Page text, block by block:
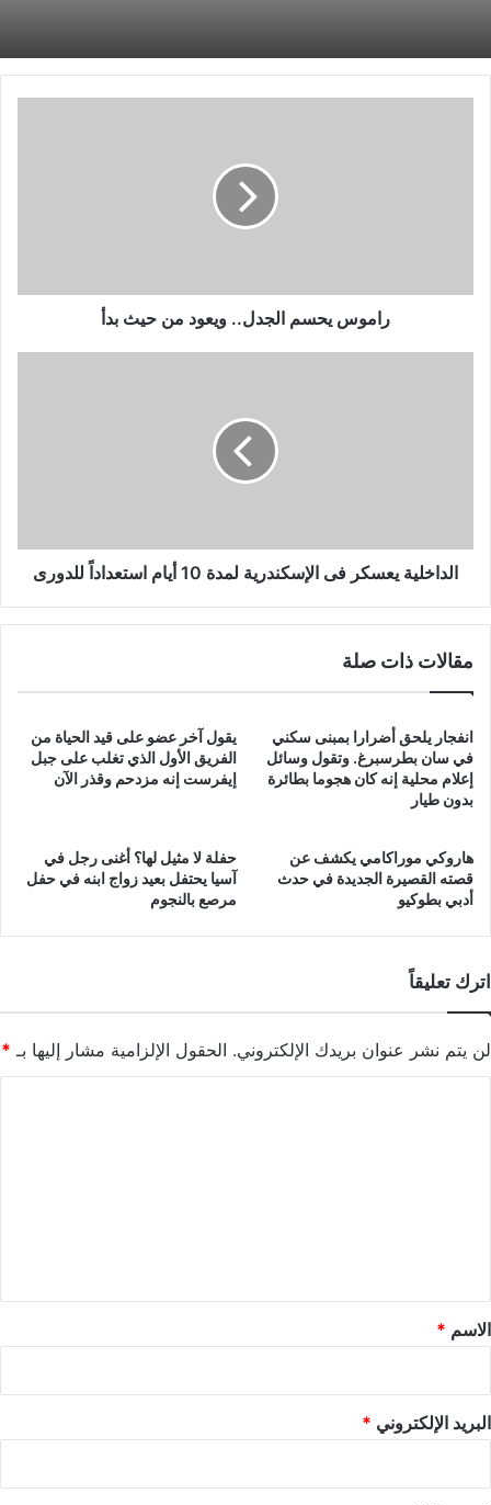
راموس يحسم الجدل.. ويعود من حيث بدأ
للدورى
الداخلية يعسكر فى الإسكندرية لمدة 10 أيام استعداداً للدورى
مقالات ذات صلة
انفجار يلحق أضرارا بمبنى سكني
في سان بطرسبرغ. وتقول وسائل
إعلام محلية إنه كان هجوما بطائرة
بدون طيار
يقول آخر عضو على قيد الحياة من
الفريق الأول الذي تغلب على جبل
إيفرست إنه مزدحم وقذر الآن
هاروكي موراكامي يكشف عن
قصته القصيرة الجديدة في حدث
أدبي بطوكيو
حفلة لا مثيل لها؟ أغنى رجل في
آسيا يحتفل بعيد زواج ابنه في حفل
مرصع بالنجوم
اترك تعليقاً
لن يتم نشر عنوان بريدك الإلكتروني. الحقول الإلزامية مشار إليها بـ *
*
الاسم *
البريد الإلكتروني *